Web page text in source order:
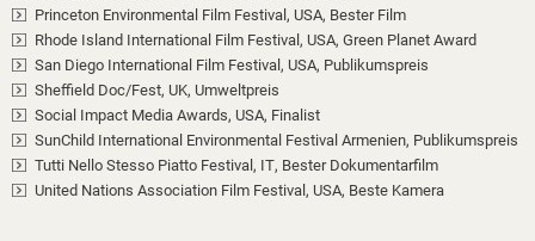
Princeton Environmental Film Festival, USA, Bester Film
Rhode Island International Film Festival, USA, Green Planet Award
San Diego International Film Festival, USA, Publikumspreis
Sheffield Doc/Fest, UK, Umweltpreis
Social Impact Media Awards, USA, Finalist
SunChild International Environmental Festival Armenien, Publikumspreis
Tutti Nello Stesso Piatto Festival, IT, Bester Dokumentarfilm
United Nations Association Film Festival, USA, Beste Kamera